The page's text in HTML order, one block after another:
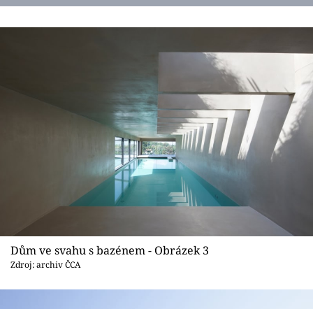
Dům ve svahu s bazénem - Obrázek 3
Zdroj: archiv ČCA